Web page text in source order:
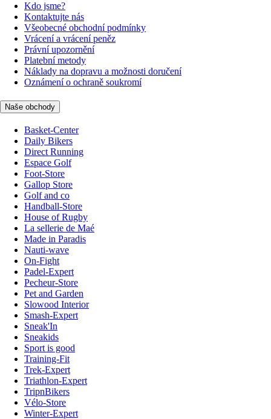
Kdo jsme?
Kontaktujte nás
Všeobecné obchodní podmínky
Vrácení a vrácení peněz
Právní upozornění
Platební metody
Náklady na dopravu a možnosti doručení
Oznámení o ochraně soukromí
Naše obchody
Basket-Center
Daily Bikers
Direct Running
Espace Golf
Foot-Store
Gallop Store
Golf and co
Handball-Store
House of Rugby
La sellerie de Maé
Made in Paradis
Nauti-wave
On-Fight
Padel-Expert
Pecheur-Store
Pet and Garden
Slowood Interior
Smash-Expert
Sneak'In
Sneakids
Sport is good
Training-Fit
Trek-Expert
Triathlon-Expert
TripnBikers
Vélo-Store
Winter-Expert